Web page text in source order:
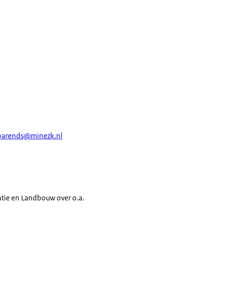
en Landbouw over o.a.